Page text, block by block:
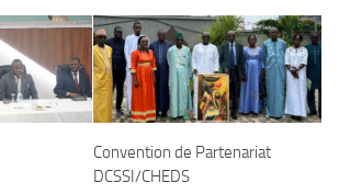
Convention de Partenariat
DCSSI/CHEDS